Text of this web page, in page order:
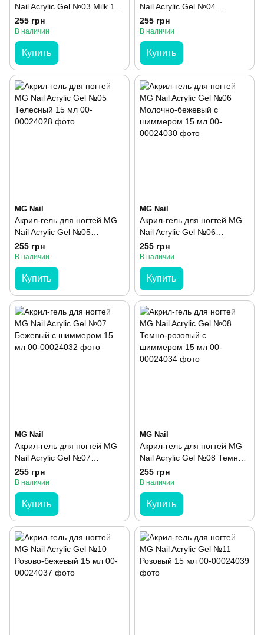
Nail Acrylic Gel №03 Milk 15
мл
255 грн
В наличии
Купить
Nail Acrylic Gel №04
Молочный с шимером 15
мл
255 грн
В наличии
Купить
MG Nail
Акрил-гель для ногтей MG
Nail Acrylic Gel №05
Телесный 15 мл
255 грн
В наличии
Купить
MG Nail
Акрил-гель для ногтей MG
Nail Acrylic Gel №06
Молочно-бежевый с
шиммером 15 мл
255 грн
В наличии
Купить
MG Nail
Акрил-гель для ногтей MG
Nail Acrylic Gel №07
Бежевый с шиммером 15
мл
255 грн
В наличии
Купить
MG Nail
Акрил-гель для ногтей MG
Nail Acrylic Gel №08 Темно-
розовый с шиммером 15 мл
255 грн
В наличии
Купить